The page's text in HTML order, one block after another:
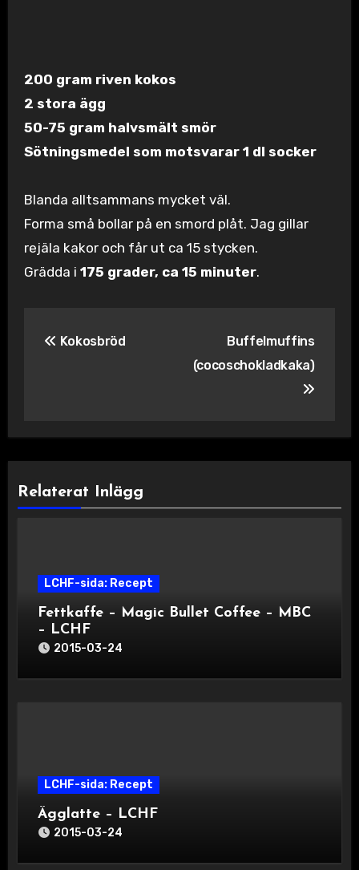
200 gram riven kokos
2 stora ägg
50-75 gram halvsmält smör
Sötningsmedel som motsvarar 1 dl socker
Blanda alltsammans mycket väl.
Forma små bollar på en smord plåt. Jag gillar
rejäla kakor och får ut ca 15 stycken.
Grädda i 175 grader, ca 15 minuter.
Kokosbröd
Buffelmuffins
(cocoschokladkaka)
Relaterat Inlägg
LCHF-sida: Recept
Fettkaffe – Magic Bullet Coffee – MBC
– LCHF
2015-03-24
LCHF-sida: Recept
Ägglatte – LCHF
2015-03-24